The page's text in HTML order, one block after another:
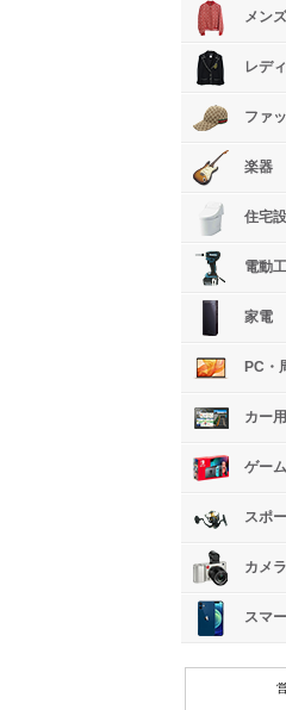
メン
レデ
ファ
楽器
住宅
電動
家電
PC・
カー
ゲー
スポ
カメラ
スマ